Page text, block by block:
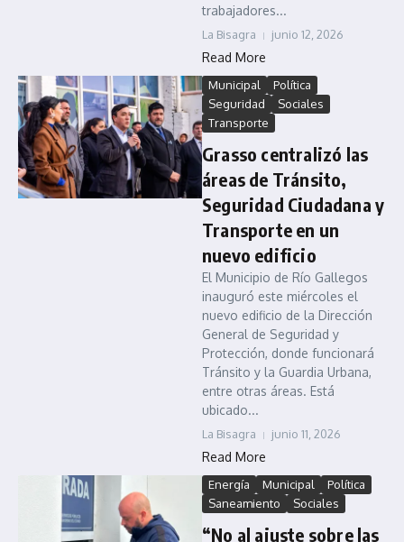
trabajadores...
La Bisagra junio 12, 2026
Read More
Municipal
Política
Seguridad
Sociales
Transporte
Grasso centralizó las
áreas de Tránsito,
Seguridad Ciudadana y
Transporte en un
nuevo edificio
El Municipio de Río Gallegos
inauguró este miércoles el
nuevo edificio de la Dirección
General de Seguridad y
Protección, donde funcionará
Tránsito y la Guardia Urbana,
entre otras áreas. Está
ubicado...
La Bisagra junio 11, 2026
Read More
Energía Municipal
Política
Saneamiento
Sociales
“No al ajuste sobre las